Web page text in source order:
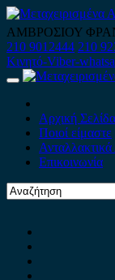
Skip
to
content
ΑΜΒΡΟΣΙΟΥ
210 9012444 210
Κινητό-Viber-
Primary
Αρχική Σελίδα
Ποιοί είμαστε
Επικοινωνία